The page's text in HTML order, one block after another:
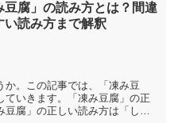
豆腐」の読み方とは？間違
い読み方まで解釈
か。この記事では、「凍み豆
ていきます。「凍み豆腐」の正
豆腐」の正しい読み方は「しみ